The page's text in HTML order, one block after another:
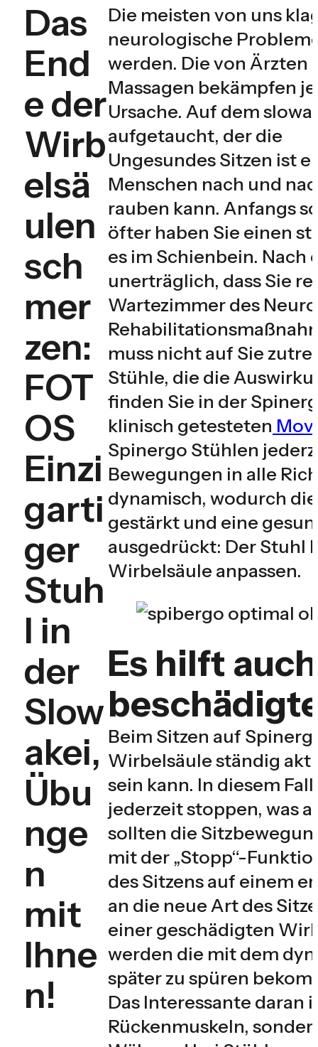
Das
End
e der
Wirb
elsä
ulen
sch
mer
zen:
FOT
OS
Einzi
garti
ger
Stuh
l in
der
Slow
akei,
Übu
nge
n
mit
Ihne
n!
Die meisten von uns
neurologische
werden. Die von
Massagen bekämpfen
Ursache. Auf dem
aufgetaucht, der die
Ungesundes Sitzen ist
Menschen nach und
rauben kann. Anfangs
öfter haben Sie einen
es im Schienbein. Nach
unerträglich, dass Sie
Wartezimmer des
muss nicht auf Sie
Stühle, die die
finden Sie in der
klinisch getesteten
Spinergo Stühlen
Bewegungen in alle
dynamisch, wodurch
gestärkt und eine
ausgedrückt: Der Stuhl
Wirbelsäule anpassen.
Es hilft
Beim Sitzen auf
Wirbelsäule ständig
sein kann. In diesem
jederzeit stoppen, was
sollten die
mit der „Stopp“-
des Sitzens auf einem
an die neue Art des
einer geschädigten
werden die mit dem
später zu spüren
Das Interessante daran
Rückenmuskeln,